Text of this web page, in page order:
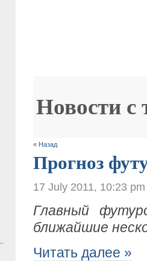
Новости с
« Назад
Прогноз
17 July 2011, 10:23 pm
Главный
ближайшие
Читать далее »